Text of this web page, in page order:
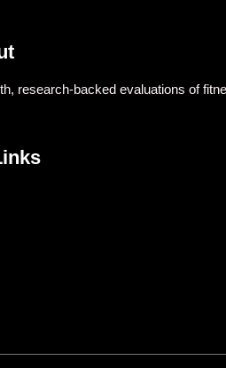
research-backed evaluations of